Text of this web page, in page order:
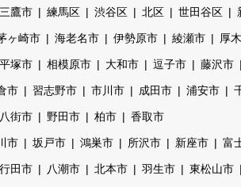
三鷹市 練馬区 渋谷区 北区 世田谷区
ヶ崎市 海老名市 伊勢原市 綾瀬市 厚
平塚市 相模原市 大和市 逗子市 藤沢市
市 習志野市 市川市 成田市 浦安市
八街市 野田市 柏市 香取市
市 坂戸市 鴻巣市 所沢市 新座市 富
行田市 八潮市 北本市 羽生市 東松山市